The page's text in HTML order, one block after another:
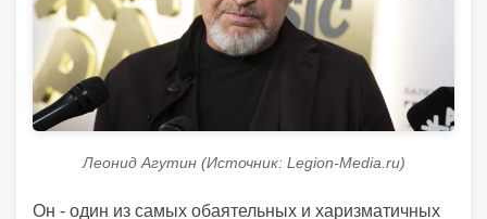
Леонид Агутин (Источник: Legion-Media.ru)
Он - один из самых обаятельных и харизматичных